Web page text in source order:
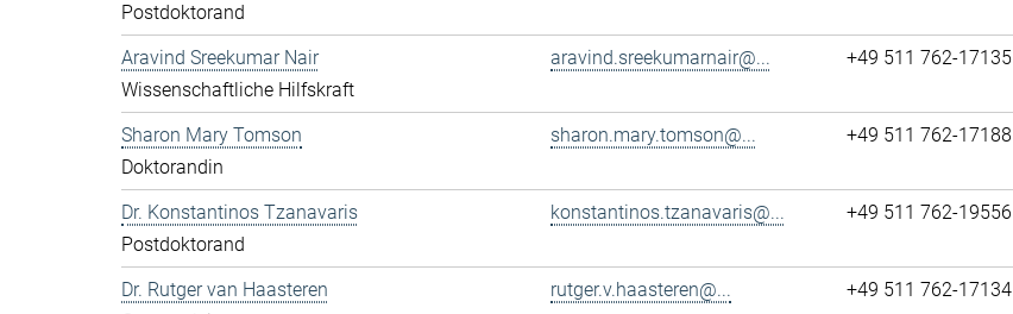
Postdoktorand
Aravind Sreekumar Nair
Wissenschaftliche Hilfskraft
aravind.sreekumarnair@... +49 511 762-17135
Sharon Mary Tomson
Doktorandin
sharon.mary.tomson@... +49 511 762-17188
Dr. Konstantinos Tzanavaris
Postdoktorand
konstantinos.tzanavaris@... +49 511 762-19556
Dr. Rutger van Haasteren
rutger.v.haasteren@... +49 511 762-17134